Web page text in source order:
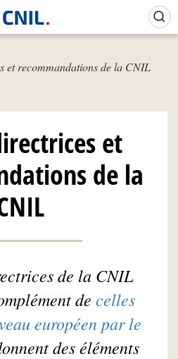
c
u
l
C
N
I
L
et recommandations de la CNIL
et
de la
de la CNIL
de celles
européen par le
des éléments
les cookies (témoins de connexion)